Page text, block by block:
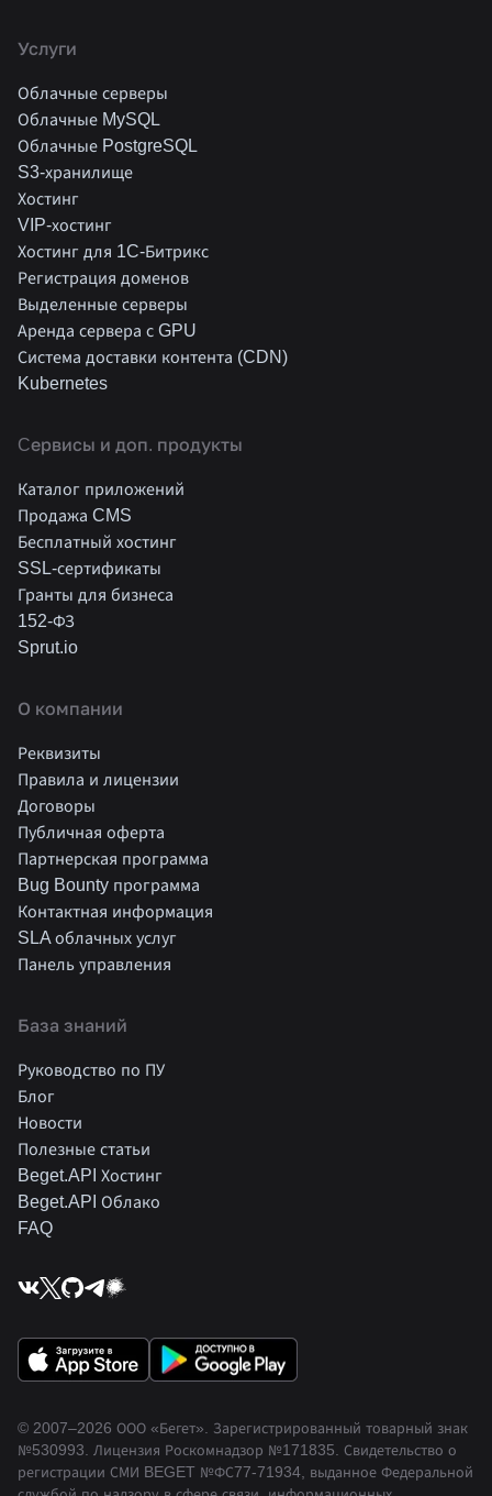
Услуги
Облачные серверы
Облачные MySQL
Облачные PostgreSQL
S3-хранилище
Хостинг
VIP-хостинг
Хостинг для 1C-Битрикс
Регистрация доменов
Выделенные серверы
Аренда сервера с GPU
Система доставки контента (CDN)
Kubernetes
Cервисы и доп. продукты
Каталог приложений
Продажа CMS
Бесплатный хостинг
SSL-сертификаты
Гранты для бизнеса
152-ФЗ
Sprut.io
О компании
Реквизиты
Правила и лицензии
Договоры
Публичная оферта
Партнерская программа
Bug Bounty программа
Контактная информация
SLA облачных услуг
Панель управления
База знаний
Руководство по ПУ
Блог
Новости
Полезные статьи
Beget.API Хостинг
Beget.API Облако
FAQ
© 2007–2026 ООО «Бегет». Зарегистрированный товарный знак
№530993
Лицензия Роскомнадзор №171835 Свидетельство о
регистрации СМИ BEGET №ФС77-71934 выданное Федеральной